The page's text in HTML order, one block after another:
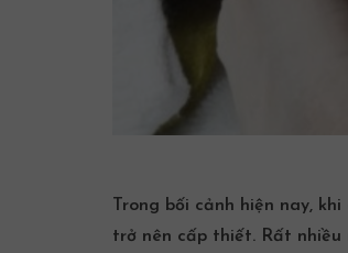
Trong bối cảnh hiện nay,
trở nên cấp thiết. Rất nhiều